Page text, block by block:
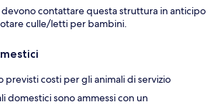
contattare questa struttura in anticipo
culle/letti per bambini.
previsti costi per gli animali di servizio
domestici sono ammessi con un